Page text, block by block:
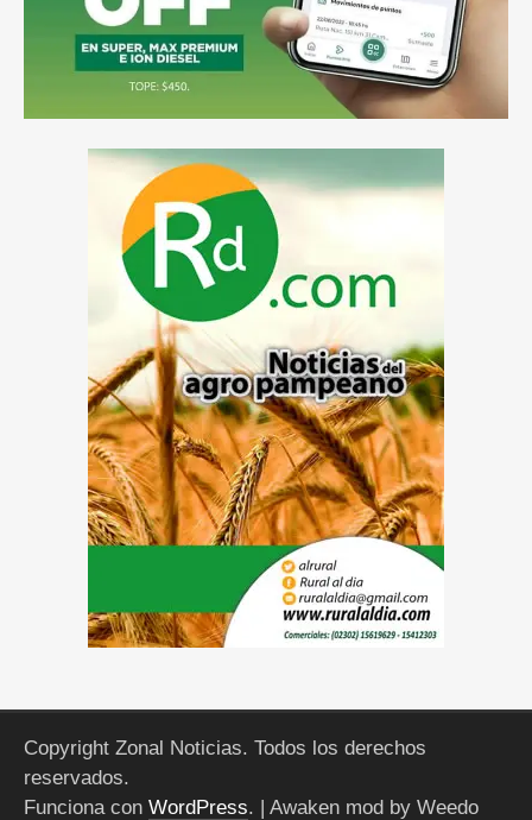
Copyright Zonal Noticias. Todos los derechos
reservados.
Funciona con WordPress. | Awaken mod by Weedo